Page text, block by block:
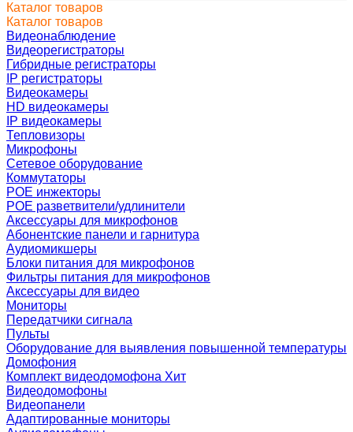
Каталог товаров
Каталог товаров
Видеонаблюдение
Видеорегистраторы
Гибридные регистраторы
IP регистраторы
Видеокамеры
HD видеокамеры
IP видеокамеры
Тепловизоры
Микрофоны
Сетевое оборудование
Коммутаторы
POE инжекторы
POE разветвители/удлинители
Аксессуары для микрофонов
Абонентские панели и гарнитура
Аудиомикшеры
Блоки питания для микрофонов
Фильтры питания для микрофонов
Аксессуары для видео
Мониторы
Передатчики сигнала
Пульты
Оборудование для выявления повышенной температуры
Домофония
Комплект видеодомофона Хит
Видеодомофоны
Видеопанели
Адаптированные мониторы